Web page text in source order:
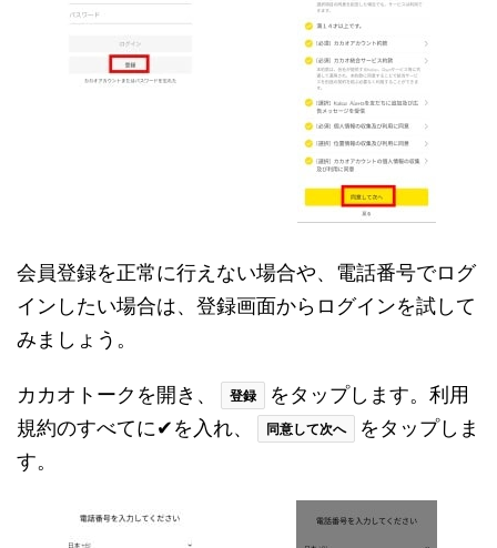
会員登録を正常に行えない場合や、電話番号でログ
インしたい場合は、登録画面からログインを試して
みましょう。
カカオトークを開き、 登録
をタップします。利用
規約のすべてに✔を入れ、
同意して次へ
をタップしま
す。